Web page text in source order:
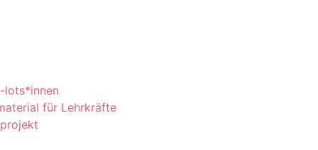
lots*innen
für Lehrkräfte